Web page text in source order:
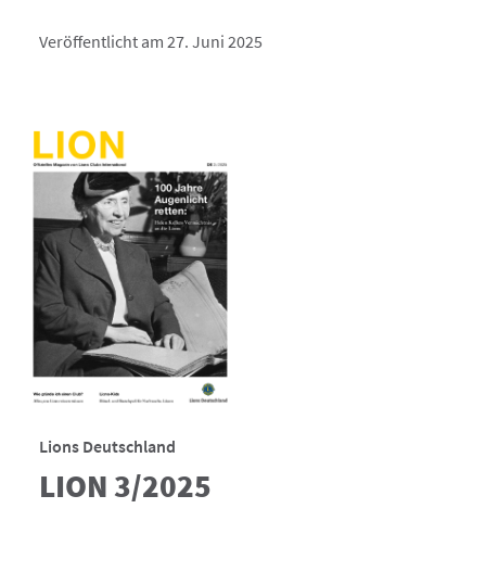
Veröffentlicht am 27. Juni 2025
Lions Deutschland
LION 3/2025